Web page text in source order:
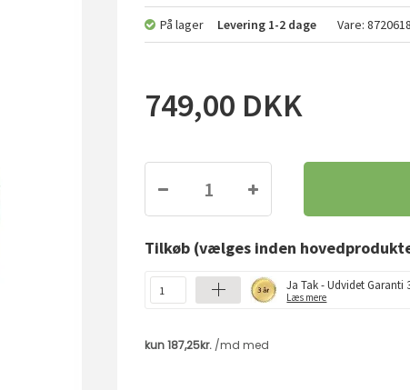
På lager Levering 1-2 dage Vare:
749,00 DKK
Tilkøb (vælges inden
Ja Tak - Udvidet Garanti
Læs mere